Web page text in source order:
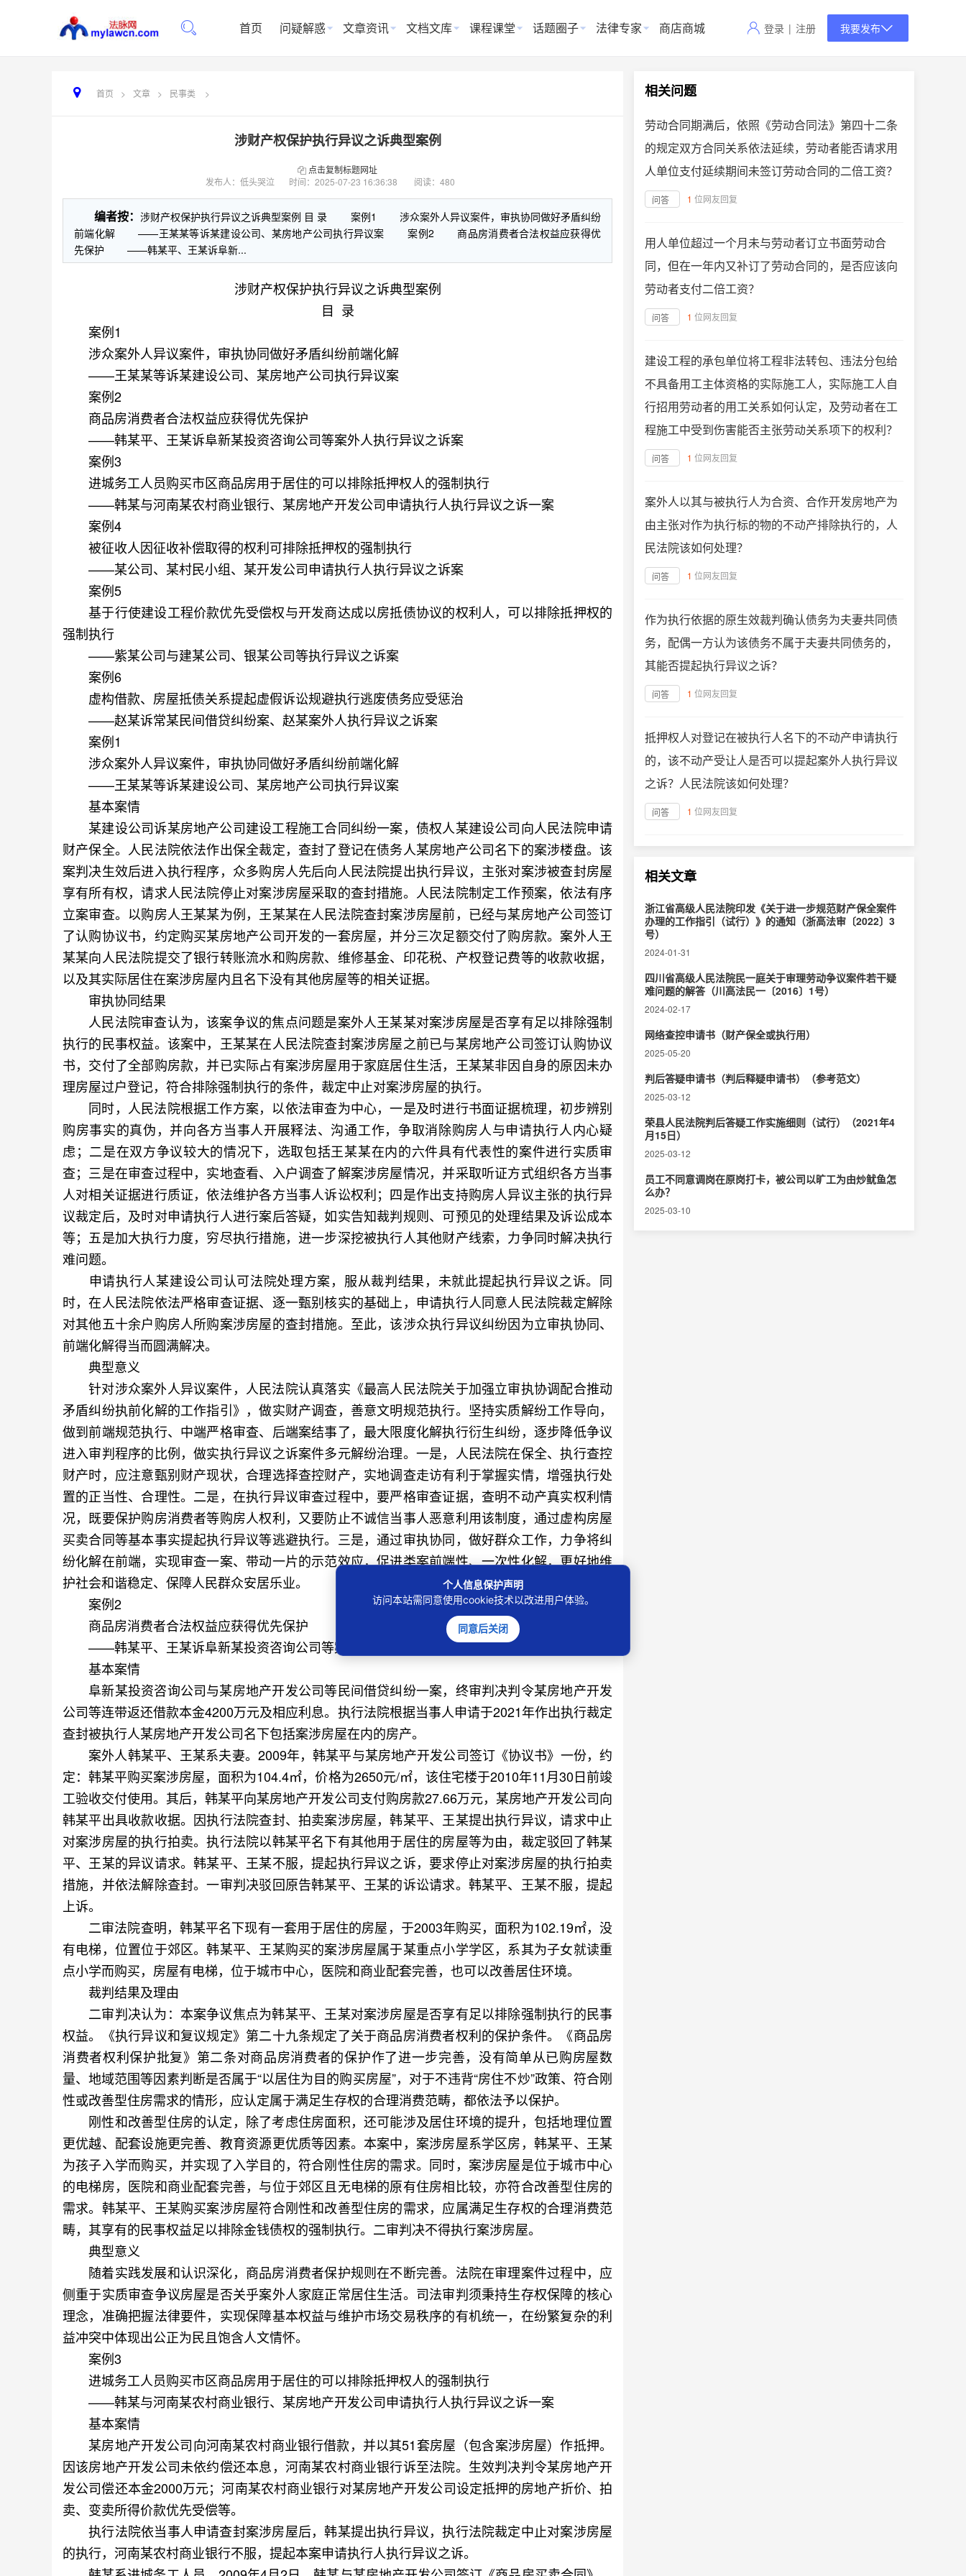
首页 问疑解惑 文章资讯 文档文库 课程课堂 话题圈子 法律专家 商店商城 登录 | 注册 我要发布
首页 > 文章 > 民事类 >
涉财产权保护执行异议之诉典型案例
点击复制标题网址
发布人：低头哭泣
时间： 2025-07-23 16:36:38 阅读：480
编者按：涉财产权保护执行异议之诉典型案例 目 录 案例1 涉众案外人异议案件，审执协同做好矛盾纠纷
前端化解 ——王某某等诉某建设公司、某房地产公司执行异议案 案例2 商品房消费者合法权益应获得优
先保护 ——韩某平、王某诉阜新...
涉财产权保护执行异议之诉典型案例
目 录
案例1
涉众案外人异议案件，审执协同做好矛盾纠纷前端化解
——王某某等诉某建设公司、某房地产公司执行异议案
案例2
商品房消费者合法权益应获得优先保护
——韩某平、王某诉阜新某投资咨询公司等案外人执行异议之诉案
案例3
进城务工人员购买市区商品房用于居住的可以排除抵押权人的强制执行
——韩某与河南某农村商业银行、某房地产开发公司申请执行人执行异议之诉一案
案例4
被征收人因征收补偿取得的权利可排除抵押权的强制执行
——某公司、某村民小组、某开发公司申请执行人执行异议之诉案
案例5
基于行使建设工程价款优先受偿权与开发商达成以房抵债协议的权利人，可以排除抵押权的
强制执行
——紫某公司与建某公司、银某公司等执行异议之诉案
案例6
虚构借款、房屋抵债关系提起虚假诉讼规避执行逃废债务应受惩治
——赵某诉常某民间借贷纠纷案、赵某案外人执行异议之诉案
案例1
涉众案外人异议案件，审执协同做好矛盾纠纷前端化解
——王某某等诉某建设公司、某房地产公司执行异议案
基本案情
某建设公司诉某房地产公司建设工程施工合同纠纷一案，债权人某建设公司向人民法院申请
财产保全。人民法院依法作出保全裁定，查封了登记在债务人某房地产公司名下的案涉楼盘。该
案判决生效后进入执行程序，众多购房人先后向人民法院提出执行异议，主张对案涉被查封房屋
享有所有权，请求人民法院停止对案涉房屋采取的查封措施。人民法院制定工作预案，依法有序
立案审查。以购房人王某某为例，王某某在人民法院查封案涉房屋前，已经与某房地产公司签订
了认购协议书，约定购买某房地产公司开发的一套房屋，并分三次足额交付了购房款。案外人王
某某向人民法院提交了银行转账流水和购房款、维修基金、印花税、产权登记费等的收款收据，
以及其实际居住在案涉房屋内且名下没有其他房屋等的相关证据。
审执协同结果
人民法院审查认为，该案争议的焦点问题是案外人王某某对案涉房屋是否享有足以排除强制
执行的民事权益。该案中，王某某在人民法院查封案涉房屋之前已与某房地产公司签订认购协议
书，交付了全部购房款，并已实际占有案涉房屋用于家庭居住生活，王某某非因自身的原因未办
理房屋过户登记，符合排除强制执行的条件，裁定中止对案涉房屋的执行。
同时，人民法院根据工作方案，以依法审查为中心，一是及时进行书面证据梳理，初步辨别
购房事实的真伪，并向各方当事人开展释法、沟通工作，争取消除购房人与申请执行人内心疑
虑；二是在双方争议较大的情况下，选取包括王某某在内的六件具有代表性的案件进行实质审
查；三是在审查过程中，实地查看、入户调查了解案涉房屋情况，并采取听证方式组织各方当事
人对相关证据进行质证，依法维护各方当事人诉讼权利；四是作出支持购房人异议主张的执行异
议裁定后，及时对申请执行人进行案后答疑，如实告知裁判规则、可预见的处理结果及诉讼成本
等；五是加大执行力度，穷尽执行措施，进一步深挖被执行人其他财产线索，力争同时解决执行
难问题。
申请执行人某建设公司认可法院处理方案，服从裁判结果，未就此提起执行异议之诉。同
时，在人民法院依法严格审查证据、逐一甄别核实的基础上，申请执行人同意人民法院裁定解除
对其他五十余户购房人所购案涉房屋的查封措施。至此，该涉众执行异议纠纷因为立审执协同、
前端化解得当而圆满解决。
典型意义
针对涉众案外人异议案件，人民法院认真落实《最高人民法院关于加强立审执协调配合推动
矛盾纠纷执前化解的工作指引》，做实财产调查，善意文明规范执行。坚持实质解纷工作导向，
做到前端规范执行、中端严格审查、后端案结事了，最大限度化解执行衍生纠纷，逐步降低争议
进入审判程序的比例，做实执行异议之诉案件多元解纷治理。一是，人民法院在保全、执行查控
财产时，应注意甄别财产现状，合理选择查控财产，实地调查走访有利于掌握实情，增强执行处
置的正当性、合理性。二是，在执行异议审查过程中，要严格审查证据，查明不动产真实权利情
况，既要保护购房消费者等购房人权利，又要防止不诚信当事人恶意利用该制度，通过虚构房屋
买卖合同等基本事实提起执行异议等逃避执行。三是，通过审执协同，做好群众工作，力争将纠
纷化解在前端，实现审查一案、带动一片的示范效应，促进类案前端性、一次性化解，更好地维
护社会和谐稳定、保障人民群众安居乐业。
案例2
商品房消费者合法权益应获得优先保护
——韩某平、王某诉阜新某投资咨询公司等案外人执行异议之诉案
基本案情
阜新某投资咨询公司与某房地产开发公司等民间借贷纠纷一案，终审判决判令某房地产开发
公司等连带返还借款本金4200万元及相应利息。执行法院根据当事人申请于2021年作出执行裁定
查封被执行人某房地产开发公司名下包括案涉房屋在内的房产。
案外人韩某平、王某系夫妻。2009年，韩某平与某房地产开发公司签订《协议书》一份，约
定：韩某平购买案涉房屋，面积为104.4㎡，价格为2650元/㎡，该住宅楼于2010年11月30日前竣
工验收交付使用。其后，韩某平向某房地产开发公司支付购房款27.66万元，某房地产开发公司向
韩某平出具收款收据。因执行法院查封、拍卖案涉房屋，韩某平、王某提出执行异议，请求中止
对案涉房屋的执行拍卖。执行法院以韩某平名下有其他用于居住的房屋等为由，裁定驳回了韩某
平、王某的异议请求。韩某平、王某不服，提起执行异议之诉，要求停止对案涉房屋的执行拍卖
措施，并依法解除查封。一审判决驳回原告韩某平、王某的诉讼请求。韩某平、王某不服，提起
上诉。
二审法院查明，韩某平名下现有一套用于居住的房屋，于2003年购买，面积为102.19㎡，没
有电梯，位置位于郊区。韩某平、王某购买的案涉房屋属于某重点小学学区，系其为子女就读重
点小学而购买，房屋有电梯，位于城市中心，医院和商业配套完善，也可以改善居住环境。
裁判结果及理由
二审判决认为：本案争议焦点为韩某平、王某对案涉房屋是否享有足以排除强制执行的民事
权益。《执行异议和复议规定》第二十九条规定了关于商品房消费者权利的保护条件。《商品房
消费者权利保护批复》第二条对商品房消费者的保护作了进一步完善，没有简单从已购房屋数
量、地域范围等因素判断是否属于“以居住为目的购买房屋”，对于不违背“房住不炒”政策、符合刚
性或改善型住房需求的情形，应认定属于满足生存权的合理消费范畴，都依法予以保护。
刚性和改善型住房的认定，除了考虑住房面积，还可能涉及居住环境的提升，包括地理位置
更优越、配套设施更完善、教育资源更优质等因素。本案中，案涉房屋系学区房，韩某平、王某
为孩子入学而购买，并实现了入学目的，符合刚性住房的需求。同时，案涉房屋是位于城市中心
的电梯房，医院和商业配套完善，与位于郊区且无电梯的原有住房相比较，亦符合改善型住房的
需求。韩某平、王某购买案涉房屋符合刚性和改善型住房的需求，应属满足生存权的合理消费范
畴，其享有的民事权益足以排除金钱债权的强制执行。二审判决不得执行案涉房屋。
典型意义
随着实践发展和认识深化，商品房消费者保护规则在不断完善。法院在审理案件过程中，应
侧重于实质审查争议房屋是否关乎案外人家庭正常居住生活。司法审判须秉持生存权保障的核心
理念，准确把握法律要件，实现保障基本权益与维护市场交易秩序的有机统一，在纷繁复杂的利
益冲突中体现出公正为民且饱含人文情怀。
案例3
进城务工人员购买市区商品房用于居住的可以排除抵押权人的强制执行
——韩某与河南某农村商业银行、某房地产开发公司申请执行人执行异议之诉一案
基本案情
某房地产开发公司向河南某农村商业银行借款，并以其51套房屋（包含案涉房屋）作抵押。
因该房地产开发公司未依约偿还本息，河南某农村商业银行诉至法院。生效判决判令某房地产开
发公司偿还本金2000万元；河南某农村商业银行对某房地产开发公司设定抵押的房地产折价、拍
卖、变卖所得价款优先受偿等。
执行法院依当事人申请查封案涉房屋后，韩某提出执行异议，执行法院裁定中止对案涉房屋
的执行，河南某农村商业银行不服，提起本案申请执行人执行异议之诉。
相关问题
劳动合同期满后，依照《劳动合同法》第四十二条
的规定双方合同关系依法延续，劳动者能否请求用
人单位支付延续期间未签订劳动合同的二倍工资？
问答 1 位网友回复
用人单位超过一个月未与劳动者订立书面劳动合
同，但在一年内又补订了劳动合同的，是否应该向
劳动者支付二倍工资？
问答 1 位网友回复
建设工程的承包单位将工程非法转包、违法分包给
不具备用工主体资格的实际施工人，实际施工人自
行招用劳动者的用工关系如何认定，及劳动者在工
程施工中受到伤害能否主张劳动关系项下的权利？
问答 1 位网友回复
案外人以其与被执行人为合资、合作开发房地产为
由主张对作为执行标的物的不动产排除执行的，人
民法院该如何处理？
问答 1 位网友回复
作为执行依据的原生效裁判确认债务为夫妻共同债
务，配偶一方认为该债务不属于夫妻共同债务的，
其能否提起执行异议之诉？
问答 1 位网友回复
抵押权人对登记在被执行人名下的不动产申请执行
的，该不动产受让人是否可以提起案外人执行异议
之诉？人民法院该如何处理？
问答 1 位网友回复
相关文章
浙江省高级人民法院印发《关于进一步规范财产保全案件
办理的工作指引（试行）》的通知（浙高法审〔2022〕3
号）
2024-01-31
四川省高级人民法院民一庭关于审理劳动争议案件若干疑
难问题的解答（川高法民一〔2016〕1号）
2024-02-17
网络查控申请书（财产保全或执行用）
2025-05-20
判后答疑申请书（判后释疑申请书）（参考范文）
2025-03-12
荣县人民法院判后答疑工作实施细则（试行）（2021年4
月15日）
2025-03-12
员工不同意调岗在原岗打卡，被公司以旷工为由炒鱿鱼怎
么办？
2025-03-10
个人信息保护声明
访问本站需同意使用cookie技术以改进用户体验。
同意后关闭